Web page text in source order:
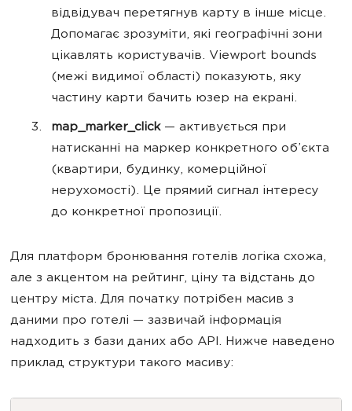
відвідувач перетягнув карту в інше місце.
Допомагає зрозуміти, які географічні зони
цікавлять користувачів. Viewport bounds
(межі видимої області) показують, яку
частину карти бачить юзер на екрані.
map_marker_click — активується при
натисканні на маркер конкретного об’єкта
(квартири, будинку, комерційної
нерухомості). Це прямий сигнал інтересу
до конкретної пропозиції.
Для платформ бронювання готелів логіка схожа,
але з акцентом на рейтинг, ціну та відстань до
центру міста. Для початку потрібен масив з
даними про готелі — зазвичай інформація
надходить з бази даних або API. Нижче наведено
приклад структури такого масиву: